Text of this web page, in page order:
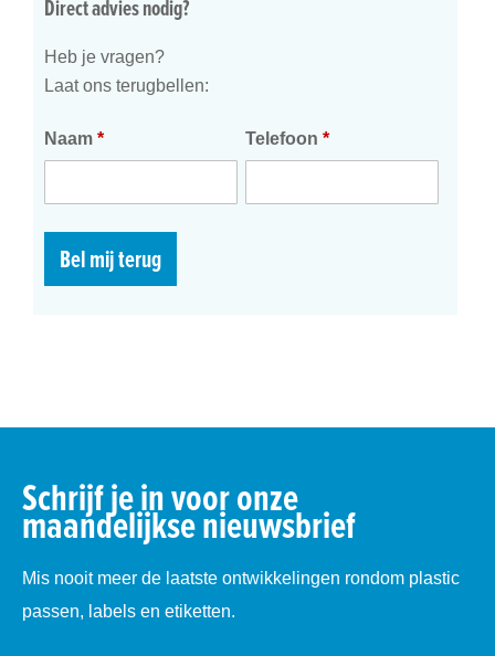
Direct advies nodig?
Heb je vragen?
Laat ons terugbellen:
Naam * Telefoon *
Bel mij terug
Schrijf je in voor onze
maandelijkse nieuwsbrief
Mis nooit meer de laatste ontwikkelingen rondom plastic
passen, labels en etiketten.